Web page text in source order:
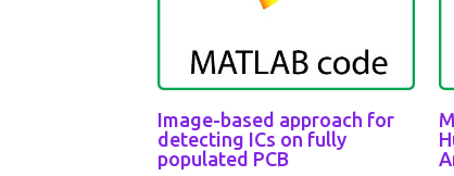
Image-based approach for
detecting ICs on fully
populated PCB